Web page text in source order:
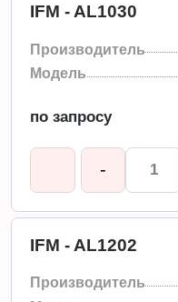
IFM - AL1030
Производитель
Модель
по запросу
-
IFM - AL1202
Производитель